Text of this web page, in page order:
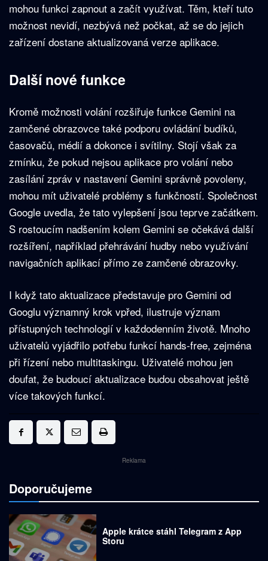
mohou funkci zapnout a začít využívat. Těm, kteří tuto
možnost nevidí, nezbývá než počkat, až se do jejich
zařízení dostane aktualizovaná verze aplikace.
Další nové funkce
Kromě možnosti volání rozšiřuje funkce Gemini na
zamčené obrazovce také podporu ovládání budíků,
časovačů, médií a dokonce i svítilny. Stojí však za
zmínku, že pokud nejsou aplikace pro volání nebo
zasílání zpráv v nastavení Gemini správně povoleny,
mohou mít uživatelé problémy s funkčností. Společnost
Google uvedla, že tato vylepšení jsou teprve začátkem.
S rostoucím nadšením kolem Gemini se očekává další
rozšíření, například přehrávání hudby nebo využívání
navigačních aplikací přímo ze zamčené obrazovky.
I když tato aktualizace představuje pro Gemini od
Googlu významný krok vpřed, ilustruje význam
přístupných technologií v každodenním životě. Mnoho
uživatelů vyjádřilo potřebu funkcí hands-free, zejména
při řízení nebo multitaskingu. Uživatelé mohou jen
doufat, že budoucí aktualizace budou obsahovat ještě
více takových funkcí.
Reklama
Doporučujeme
Apple krátce stáhl Telegram z App
Storu